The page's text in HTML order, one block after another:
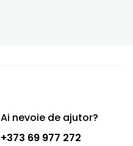
Ai nevoie de ajutor?
+373 69 977 272